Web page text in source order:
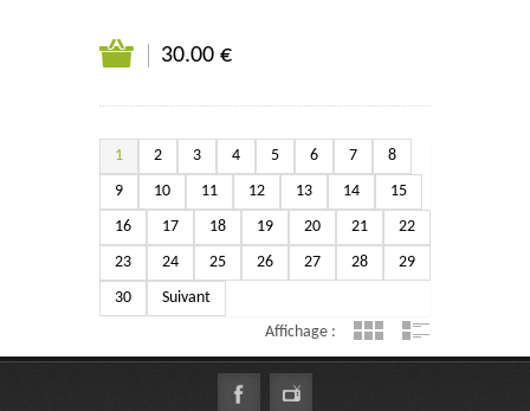
30.00 €
1 2 3 4 5 6 7
8
9
10 11 12 13 14
15
16
17 18 19 20 21
22
23
24 25 26 27 28
29
30
Suivant
Affichage :